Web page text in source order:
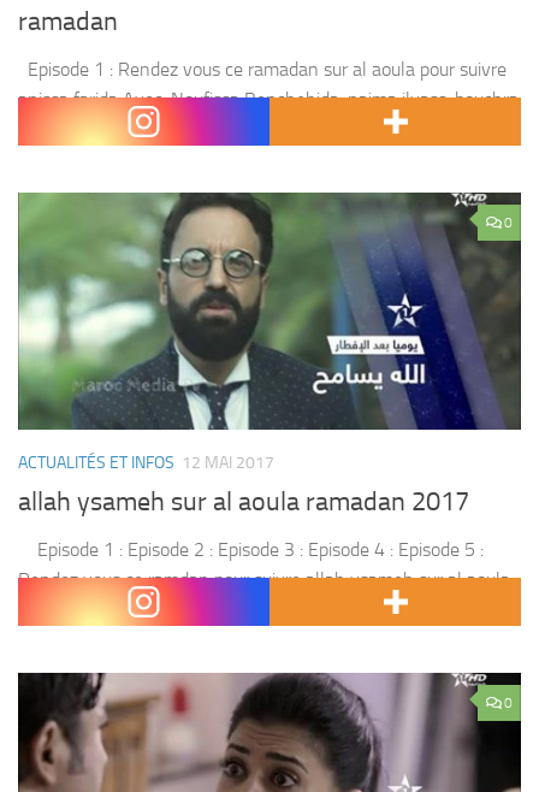
ramadan
Episode 1 : Rendez vous ce ramadan sur al aoula pour suivre
anissa farida Avec :Noufissa Benchehida, naima ilyass, bouchra
ahrich ,fatima ouchay,et d’autres
0
ACTUALITÉS ET INFOS 12 MAI 2017
allah ysameh sur al aoula ramadan 2017
Episode 1 : Episode 2 : Episode 3 : Episode 4 : Episode 5 :
Rendez vous ce ramdan pour suivre allah ysameh sur al aoula
Avec : aziz hattab ,rafiq boubker...
0